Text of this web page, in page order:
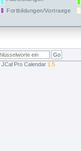
Fortbildungen/Vortraege
JCal Pro Calendar 1.5